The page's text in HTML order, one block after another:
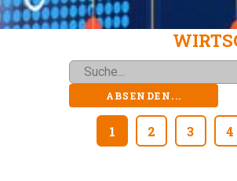
1 2 3 4